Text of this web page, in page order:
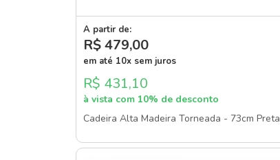
A partir de:
R$ 479,00
em até 10x sem juros
R$ 431,10
à vista com 10% de desconto
Cadeira Alta Madeira Torneada - 73cm Preta